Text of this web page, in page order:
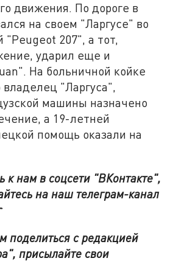
движения. По дороге в
на своем "Ларгусе" во
207", а тот,
ударил еще и
На больничной койке
владелец "Ларгуса",
машины назначено
а 19-летней
помощь оказали на
к нам в соцсети "ВКонтакте",
на наш телеграм-канал
поделиться с редакцией
присылайте свои